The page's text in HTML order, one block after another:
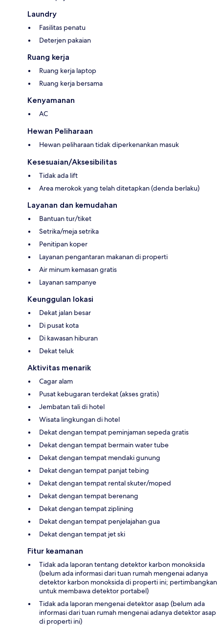
Laundry
Fasilitas penatu
Deterjen pakaian
Ruang kerja
Ruang kerja laptop
Ruang kerja bersama
Kenyamanan
AC
Hewan Peliharaan
Hewan peliharaan tidak diperkenankan masuk
Kesesuaian/Aksesibilitas
Tidak ada lift
Area merokok yang telah ditetapkan (denda berlaku)
Layanan dan kemudahan
Bantuan tur/tiket
Setrika/meja setrika
Penitipan koper
Layanan pengantaran makanan di properti
Air minum kemasan gratis
Layanan sampanye
Keunggulan lokasi
Dekat jalan besar
Di pusat kota
Di kawasan hiburan
Dekat teluk
Aktivitas menarik
Cagar alam
Pusat kebugaran terdekat (akses gratis)
Jembatan tali di hotel
Wisata lingkungan di hotel
Dekat dengan tempat peminjaman sepeda gratis
Dekat dengan tempat bermain water tube
Dekat dengan tempat mendaki gunung
Dekat dengan tempat panjat tebing
Dekat dengan tempat rental skuter/moped
Dekat dengan tempat berenang
Dekat dengan tempat ziplining
Dekat dengan tempat penjelajahan gua
Dekat dengan tempat jet ski
Fitur keamanan
Tidak ada laporan tentang detektor karbon monoksida
(belum ada informasi dari tuan rumah mengenai adanya
detektor karbon monoksida di properti ini; pertimbangkan
untuk membawa detektor portabel)
Tidak ada laporan mengenai detektor asap (belum ada
informasi dari tuan rumah mengenai adanya detektor asap
di properti ini)